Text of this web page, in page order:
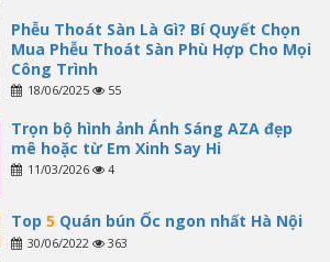
Phễu Thoát Sàn Là Gì? Bí Quyết Chọn
Mua Phễu Thoát Sàn Phù Hợp Cho Mọi
Công Trình
18/06/2025 55
Trọn bộ hình ảnh Ánh Sáng AZA đẹp
mê hoặc từ Em Xinh Say Hi
11/03/2026 4
Top 5 Quán bún Ốc ngon nhất Hà Nội
30/06/2022 363